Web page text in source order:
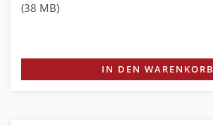
(38 MB)
IN DEN WARENKORB